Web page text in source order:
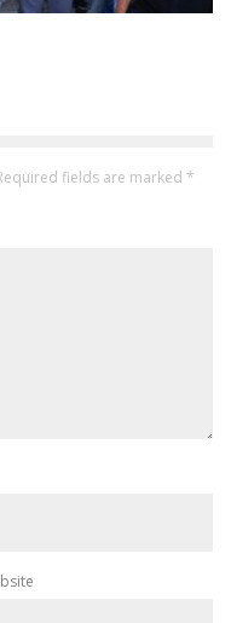
fields are marked *